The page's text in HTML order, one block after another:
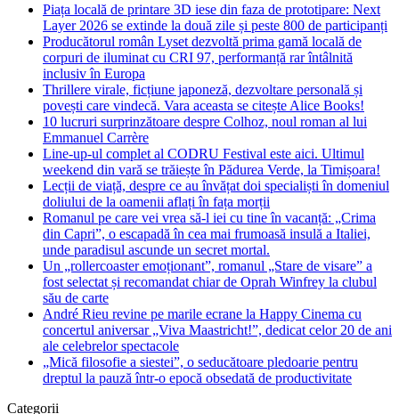
Piața locală de printare 3D iese din faza de prototipare: Next
Layer 2026 se extinde la două zile și peste 800 de participanți
Producătorul român Lyset dezvoltă prima gamă locală de
corpuri de iluminat cu CRI 97, performanță rar întâlnită
inclusiv în Europa
Thrillere virale, ficțiune japoneză, dezvoltare personală și
povești care vindecă. Vara aceasta se citește Alice Books!
10 lucruri surprinzătoare despre Colhoz, noul roman al lui
Emmanuel Carrère
Line-up-ul complet al CODRU Festival este aici. Ultimul
weekend din vară se trăiește în Pădurea Verde, la Timișoara!
Lecții de viață, despre ce au învățat doi specialiști în domeniul
doliului de la oamenii aflați în fața morții
Romanul pe care vei vrea să-l iei cu tine în vacanță: „Crima
din Capri”, o escapadă în cea mai frumoasă insulă a Italiei,
unde paradisul ascunde un secret mortal.
Un „rollercoaster emoționant”, romanul „Stare de visare” a
fost selectat și recomandat chiar de Oprah Winfrey la clubul
său de carte
André Rieu revine pe marile ecrane la Happy Cinema cu
concertul aniversar „Viva Maastricht!”, dedicat celor 20 de ani
ale celebrelor spectacole
„Mică filosofie a siestei”, o seducătoare pledoarie pentru
dreptul la pauză într-o epocă obsedată de productivitate
Categorii